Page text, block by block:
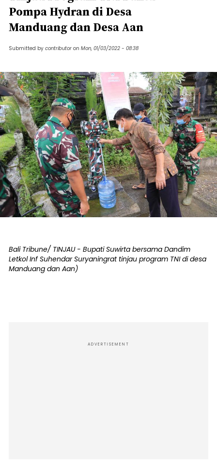
Pompa Hydran di Desa
Manduang dan Desa Aan
Submitted by contributor on Mon, 01/03/2022 - 08:38
Bali Tribune/ TINJAU - Bupati Suwirta bersama Dandim
Letkol Inf Suhendar Suryaningrat tinjau program TNI di desa
Manduang dan Aan)
ADVERTISEMENT